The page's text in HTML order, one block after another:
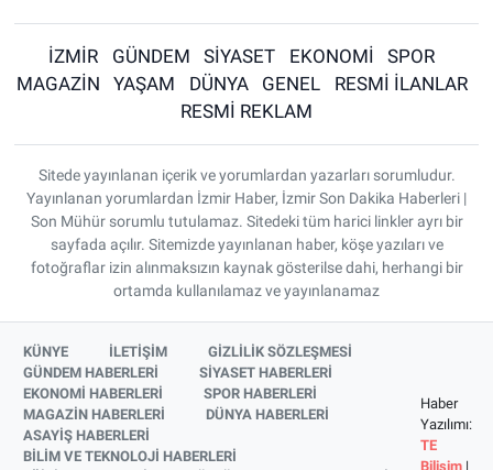
İZMİR GÜNDEM SİYASET EKONOMİ
SPOR
MAGAZİN
YAŞAM DÜNYA GENEL
RESMİ İLANLAR
RESMİ REKLAM
Sitede yayınlanan içerik ve yorumlardan yazarları sorumludur.
Yayınlanan yorumlardan İzmir Haber, İzmir Son Dakika Haberleri |
Son Mühür sorumlu tutulamaz. Sitedeki tüm harici linkler ayrı bir
sayfada açılır. Sitemizde yayınlanan haber, köşe yazıları ve
fotoğraflar izin alınmaksızın kaynak gösterilse dahi, herhangi bir
ortamda kullanılamaz ve yayınlanamaz
KÜNYE İLETİŞİM
GİZLİLİK SÖZLEŞMESİ
GÜNDEM HABERLERİ
SİYASET HABERLERİ
EKONOMİ HABERLERİ
SPOR HABERLERİ
MAGAZİN HABERLERİ
DÜNYA HABERLERİ
ASAYİŞ HABERLERİ
BİLİM VE TEKNOLOJİ HABERLERİ
Haber
Yazılımı:
TE
Bilişim |